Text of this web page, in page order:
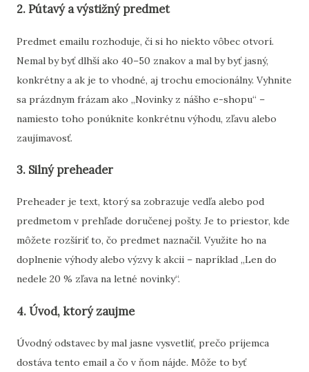
2. Pútavý avýstižný predmet
Predmet emailu rozhoduje, či si ho niekto vôbec otvorí.
Nemalbybyťdlhší ako 40–50 znakov a malbybyťjasný,
konkrétnya ak je to vhodné, aj trochu emocionálny. Vyhnite
sa prázdnym frázam ako „Novinky z nášho e-shopu“ –
namiesto toho ponúknite konkrétnu výhodu, zľavu alebo
zaujímavosť.
3. Silný preheader
Preheader je text, ktorýsa zobrazuje vedľa alebo pod
predmetom v prehľade doručenej pošty. Je to priestor, kde
môžete rozšíriťto, čo predmet naznačil. Využite ho na
doplnenie výhodyalebo výzvyk akcii – napríklad „Len do
nedele 20 % zľava na letné novinky“.
4. Úvod, ktorý zaujme
Úvodnýodstavecbymal jasne vysvetliť, prečo príjemca
dostáva tento email a čo v ňom nájde. Môže tobyť